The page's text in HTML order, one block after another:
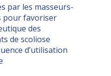
par les masseurs-
pour favoriser
des
de scoliose
d’utilisation